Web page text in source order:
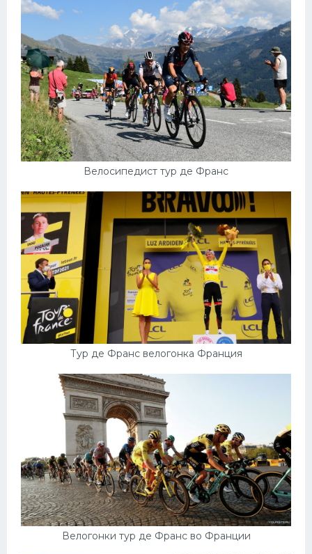
Велосипедист тур де Франс
Тур де Франс велогонка Франция
Велогонки тур де Франс во Франции